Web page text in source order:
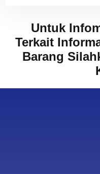
Untuk
Terkait
Barang